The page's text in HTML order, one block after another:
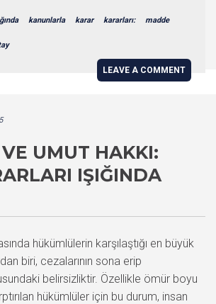
kanunlarla karar kararları: madde
LEAVE A COMMENT
UMUT HAKKI:
IŞIĞINDA
hükümlülerin karşılaştığı en büyük
biri, cezalarının sona erip
belirsizliktir. Özellikle ömür boyu
hükümlüler için bu durum, insan